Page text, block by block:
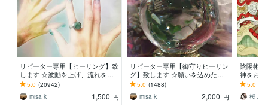
リピーター専用【ヒーリング】致
します ☆波動を上げ、流れを良
くします☆
5.0 (20942)
misa k
1,500 円
リピーター専用【御守りヒーリン
グ】致します ☆願いを込めたい
人に、あなたに☆
5.0 (1488)
misa k
2,000 円
陰陽術☯️
神をお
える式
運を引
5.0
桜ア